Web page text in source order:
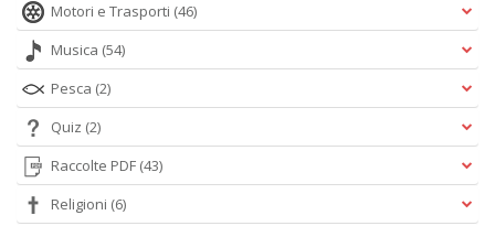
Motori e Trasporti (46)
Musica (54)
Pesca (2)
Quiz (2)
Raccolte PDF (43)
Religioni (6)